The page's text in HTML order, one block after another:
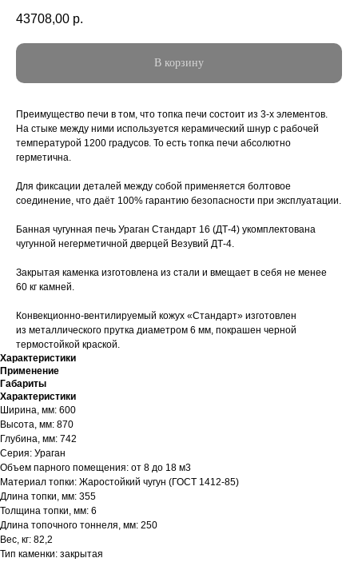
43708,00 р.
В корзину
Преимущество печи в том, что топка печи состоит из 3-х элементов.
На стыке между ними используется керамический шнур с рабочей
температурой 1200 градусов. То есть топка печи абсолютно
герметична.
Для фиксации деталей между собой применяется болтовое
соединение, что даёт 100% гарантию безопасности при эксплуатации.
Банная чугунная печь Ураган Стандарт 16 (ДТ-4) укомплектована
чугунной негерметичной дверцей Везувий ДТ-4.
Закрытая каменка изготовлена из стали и вмещает в себя не менее
60 кг камней.
Конвекционно-вентилируемый кожух «Стандарт» изготовлен
из металлического прутка диаметром 6 мм, покрашен черной
термостойкой краской.
Характеристики
Применение
Габариты
Характеристики
Ширина, мм: 600
Высота, мм: 870
Глубина, мм: 742
Серия: Ураган
Объем парного помещения: от 8 до 18 м3
Материал топки: Жаростойкий чугун (ГОСТ 1412-85)
Длина топки, мм: 355
Толщина топки, мм: 6
Длина топочного тоннеля, мм: 250
Вес, кг: 82,2
Тип каменки: закрытая